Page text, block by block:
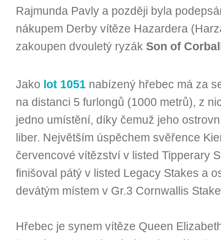
Rajmunda Pavly a později byla
nákupem Derby vítěze Hazardera
zakoupen dvouletý ryzák Son of
Jako lot 1051 nabízený hřebec má za
na distanci 5 furlongů (1000 metrů), z
jedno umístění, díky čemuž jeho
liber. Největším úspěchem svěřence
červencové vítězství v listed Tipperary
finišoval pátý v listed Legacy Stakes a
devátým místem v Gr.3 Cornwallis
Hřebec je synem vítěze Queen